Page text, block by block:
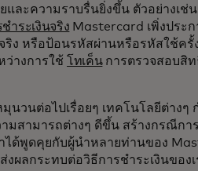
และความราบรื่นยิ่งขึ้น ตัวอย่างเช่น
ำระเงินจริง Mastercard เพิ่งประ
ริง หรือป้อนรหัสผ่านหรือรหัสใช้ครั้
ว่างการใช้ โทเค็นการตรวจสอบสิท
นวนต่อไปเรื่อยๆ เทคโนโลยีต่างๆ
ามสามารถต่างๆ ดีขึ้น สร้างกรณีกา
าได้พูดคุยกับผู้นำหลายท่านของ
งผลกระทบต่อวิธีการชำระเงินของ